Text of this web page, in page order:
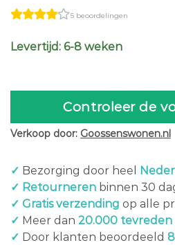
5 beoordelingen
Levertijd: 6-8 weken
Controleer de
Verkoop door: Goossenswonen.nl
✓ Bezorging door heel
✓ Retourneren binnen 30
✓ Gratis verzending op alle
✓ Meer dan 20.000
✓ Door klanten beoordeeld